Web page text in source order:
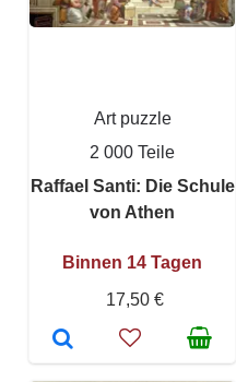
Art puzzle
2 000 Teile
Raffael Santi: Die Schule
von Athen
Binnen 14 Tagen
17,50 €